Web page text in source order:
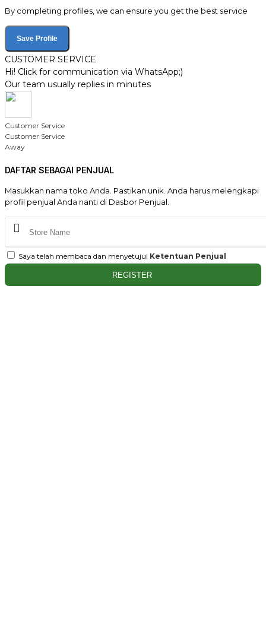
By completing profiles, we can ensure you get the best service
Save Profile
CUSTOMER SERVICE
Hi! Click for communication via WhatsApp;)
Our team usually replies in minutes
Customer Service
Customer Service
Away
DAFTAR SEBAGAI PENJUAL
Masukkan nama toko Anda. Pastikan unik. Anda harus melengkapi
profil penjual Anda nanti di Dasbor Penjual.
Saya telah membaca dan menyetujui Ketentuan Penjual
REGISTER